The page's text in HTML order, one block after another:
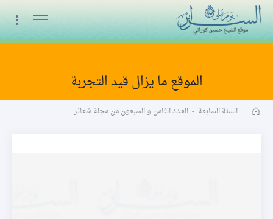
البث المباشر
الموقع ما يزال قيد التجربة
السنة السابعة - العـدد الثامن و السبعون من مجلة شعائر